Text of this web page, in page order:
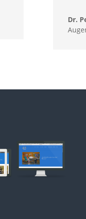
Dr.